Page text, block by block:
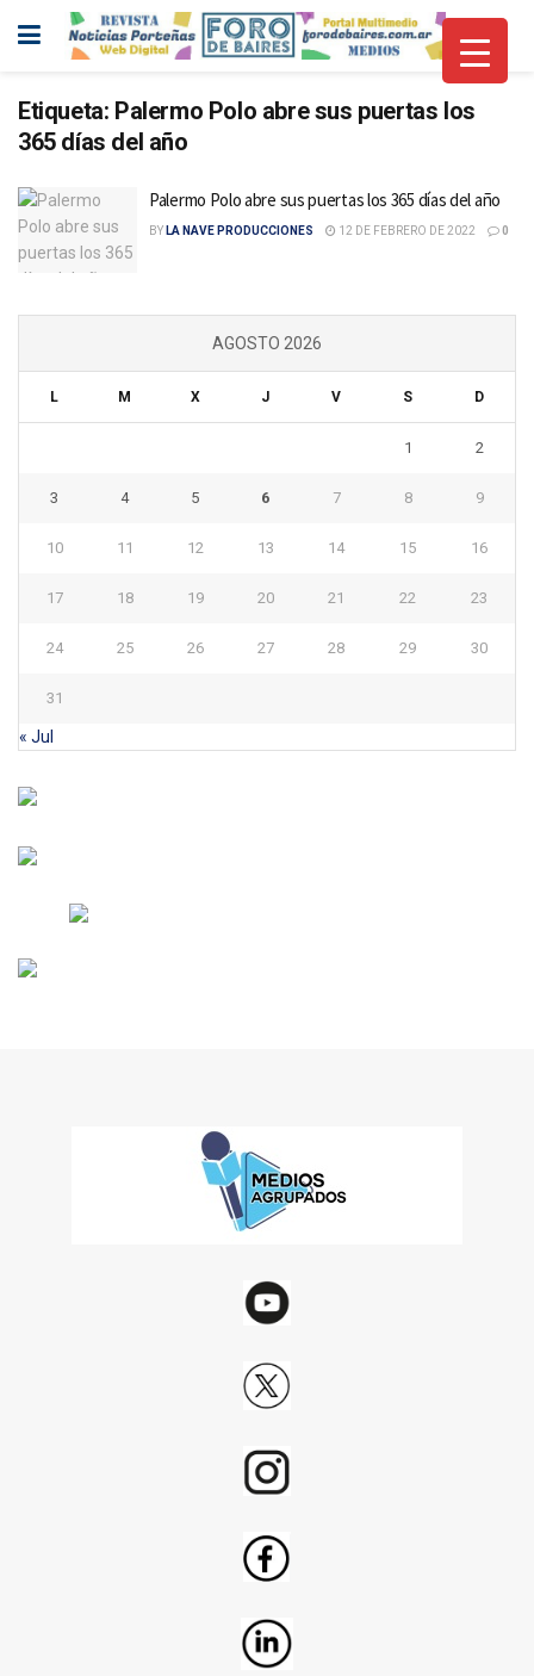
Etiqueta: Palermo Polo abre sus puertas los
365 días del año
Palermo Polo abre sus puertas los 365 días del año
BY LA NAVE PRODUCCIONES 12 DE FEBRERO DE 2022 0
AGOSTO 2026
L M X J V S D
1 2
3 4 5 6 7 8 9
10 11 12 13 14 15 16
17 18 19 20 21 22 23
24 25 26 27 28 29 30
31
« Jul